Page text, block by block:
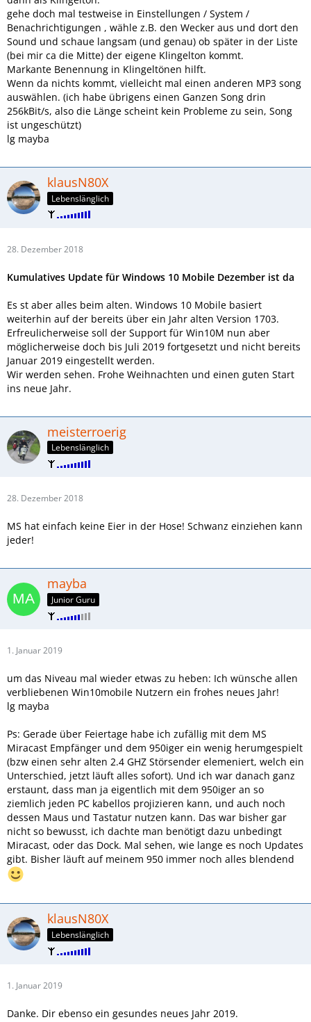
gehe doch mal testweise in Einstellungen / System /
Benachrichtigungen , wähle z.B. den Wecker aus und dort den
Sound und schaue langsam (und genau) ob später in der Liste
(bei mir ca die Mitte) der eigene Klingelton kommt.
Markante Benennung in Klingeltönen hilft.
Wenn da nichts kommt, vielleicht mal einen anderen MP3 song
auswählen. (ich habe übrigens einen Ganzen Song drin
256kBit/s, also die Länge scheint kein Probleme zu sein, Song
ist ungeschützt)
lg mayba
klausN80X
Lebenslänglich
28. Dezember 2018
Kumulatives Update für Windows 10 Mobile Dezember ist da
Es st aber alles beim alten. Windows 10 Mobile basiert
weiterhin auf der bereits über ein Jahr alten Version 1703.
Erfreulicherweise soll der Support für Win10M nun aber
möglicherweise doch bis Juli 2019 fortgesetzt und nicht bereits
Januar 2019 eingestellt werden.
Wir werden sehen. Frohe Weihnachten und einen guten Start
ins neue Jahr.
meisterroerig
Lebenslänglich
28. Dezember 2018
MS hat einfach keine Eier in der Hose! Schwanz einziehen kann
jeder!
mayba
Junior Guru
1. Januar 2019
um das Niveau mal wieder etwas zu heben: Ich wünsche allen
verbliebenen Win10mobile Nutzern ein frohes neues Jahr!
lg mayba
Ps: Gerade über Feiertage habe ich zufällig mit dem MS
Miracast Empfänger und dem 950iger ein wenig herumgespielt
(bzw einen sehr alten 2.4 GHZ Störsender elemeniert, welch ein
Unterschied, jetzt läuft alles sofort). Und ich war danach ganz
erstaunt, dass man ja eigentlich mit dem 950iger an so
ziemlich jeden PC kabellos projizieren kann, und auch noch
dessen Maus und Tastatur nutzen kann. Das war bisher gar
nicht so bewusst, ich dachte man benötigt dazu unbedingt
Miracast, oder das Dock. Mal sehen, wie lange es noch Updates
gibt. Bisher läuft auf meinem 950 immer noch alles blendend
klausN80X
Lebenslänglich
1. Januar 2019
Danke. Dir ebenso ein gesundes neues Jahr 2019.